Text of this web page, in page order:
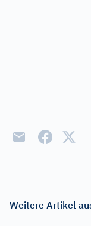
Weitere Artikel